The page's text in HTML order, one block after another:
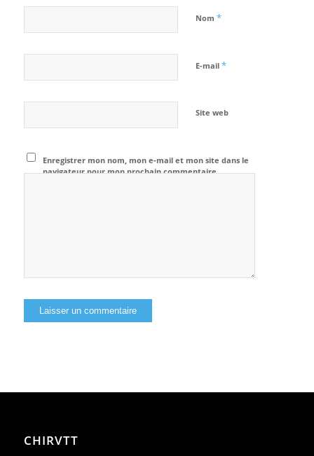
Nom *
E-mail *
Site web
Enregistrer mon nom, mon e-mail et mon site dans le
navigateur pour mon prochain commentaire.
CHIRVTT